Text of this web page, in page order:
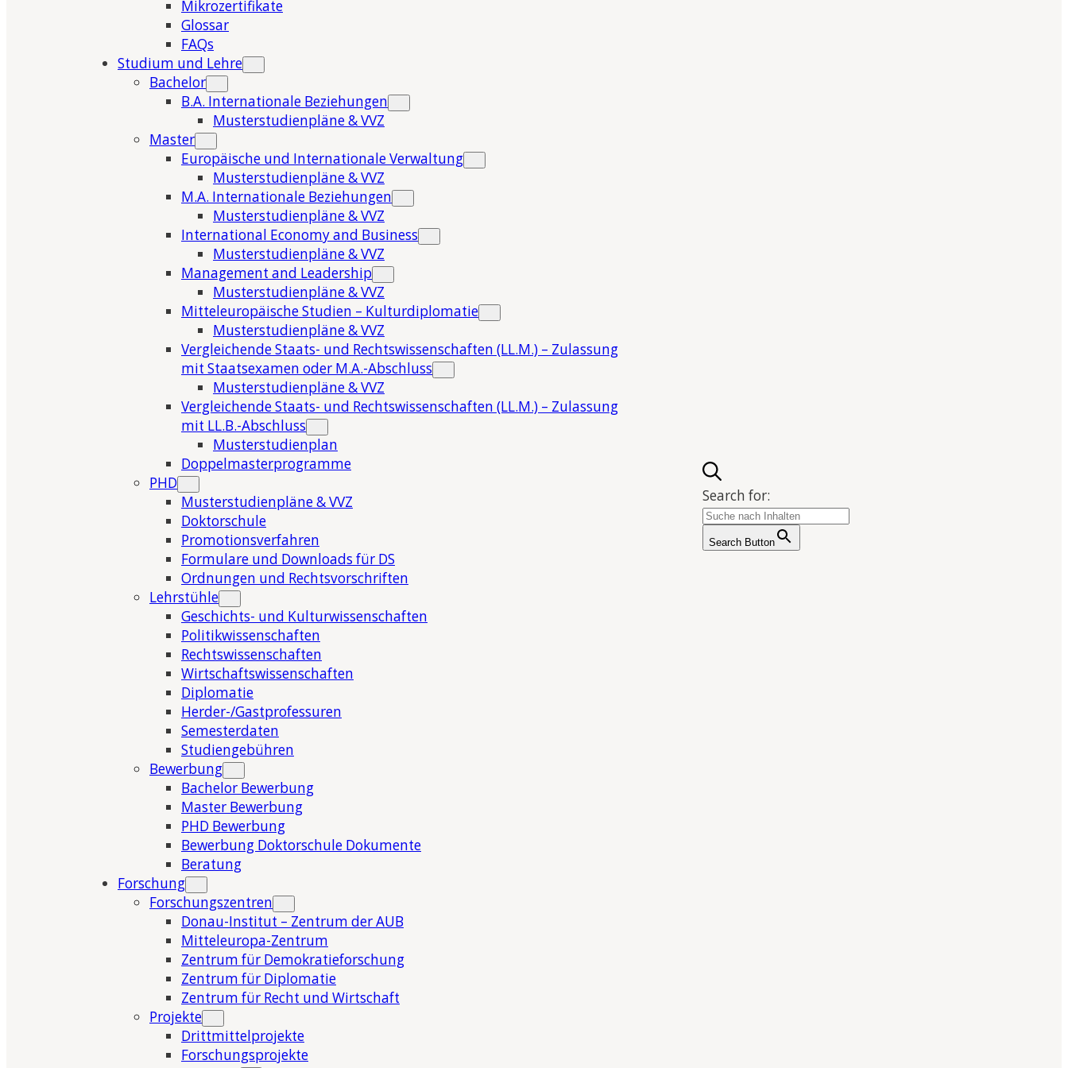
Mikrozertifikate
Glossar
FAQs
Studium und Lehre
Bachelor
B.A. Internationale Beziehungen
Musterstudienpläne & VVZ
Master
Europäische und Internationale Verwaltung
Musterstudienpläne & VVZ
M.A. Internationale Beziehungen
Musterstudienpläne & VVZ
International Economy and Business
Musterstudienpläne & VVZ
Management and Leadership
Musterstudienpläne & VVZ
Mitteleuropäische Studien – Kulturdiplomatie
Musterstudienpläne & VVZ
Vergleichende Staats- und Rechtswissenschaften (LL.M.) – Zulassung
mit Staatsexamen oder M.A.-Abschluss
Musterstudienpläne & VVZ
Vergleichende Staats- und Rechtswissenschaften (LL.M.) – Zulassung
mit LL.B.-Abschluss
Musterstudienplan
Doppelmasterprogramme
PHD
Musterstudienpläne & VVZ
Doktorschule
Promotionsverfahren
Formulare und Downloads für DS
Ordnungen und Rechtsvorschriften
Lehrstühle
Geschichts- und Kulturwissenschaften
Politikwissenschaften
Rechtswissenschaften
Wirtschaftswissenschaften
Diplomatie
Herder-/Gastprofessuren
Semesterdaten
Studiengebühren
Bewerbung
Bachelor Bewerbung
Master Bewerbung
PHD Bewerbung
Bewerbung Doktorschule Dokumente
Beratung
Forschung
Forschungszentren
Donau-Institut – Zentrum der AUB
Mitteleuropa-Zentrum
Zentrum für Demokratieforschung
Zentrum für Diplomatie
Zentrum für Recht und Wirtschaft
Projekte
Drittmittelprojekte
Forschungsprojekte
Search for:
Search Button